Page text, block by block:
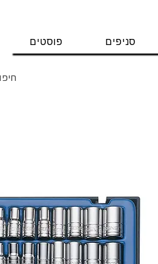
טל' 09-9564464 סניפים פוסטים